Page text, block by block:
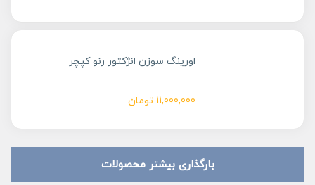
اورینگ سوزن انژکتور رنو کپچر
11,000,000 تومان
بارگذاری بیشتر محصولات